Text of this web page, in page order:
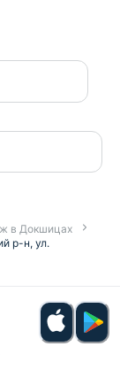
в Докшицах
р-н, ул.